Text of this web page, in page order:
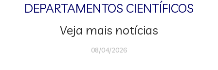
DEPARTAMENTOS CIENTÍFICOS
Veja mais notícias
08/04/2026